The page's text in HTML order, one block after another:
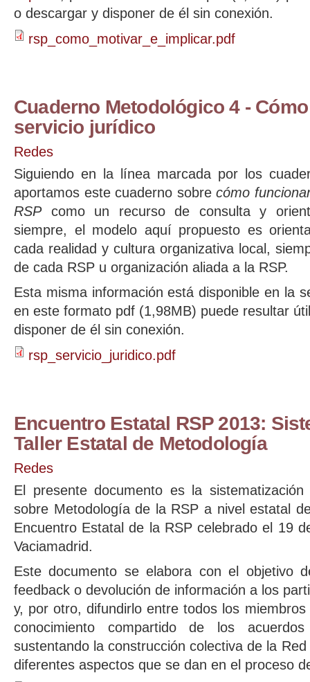
o descargar y disponer de él sin conexión.
rsp_como_motivar_e_implicar.pdf
Cuaderno Metodológico 4 -
servicio jurídico
Redes
Siguiendo en la línea marcada por los
aportamos este cuaderno sobrecómo
RSPcomo un recurso de consulta y
siempre, el modelo aquí propuesto es
cada realidad y cultura organizativa local,
de cada RSP u organización aliada a la RSP.
Esta misma información está disponible en la
en este formato pdf (1,98MB) puede resultar
disponer de él sin conexión.
rsp_servicio_juridico.pdf
Encuentro Estatal RSP 2013:
Taller Estatal de Metodología
Redes
El presente documento es la
sobre Metodología de la RSP a nivel estatal
Encuentro Estatal de la RSP celebrado el 19
Vaciamadrid.
Este documento se elabora con el objetivo
feedback o devolución de información a los
y, por otro, difundirlo entre todos los
conocimiento compartido de los
sustentando la construcción colectiva de la
diferentes aspectos que se dan en el proceso